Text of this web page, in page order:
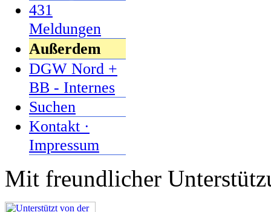
431
Meldungen
Außerdem
DGW Nord +
BB - Internes
Suchen
Kontakt ·
Impressum
Mit freundlicher